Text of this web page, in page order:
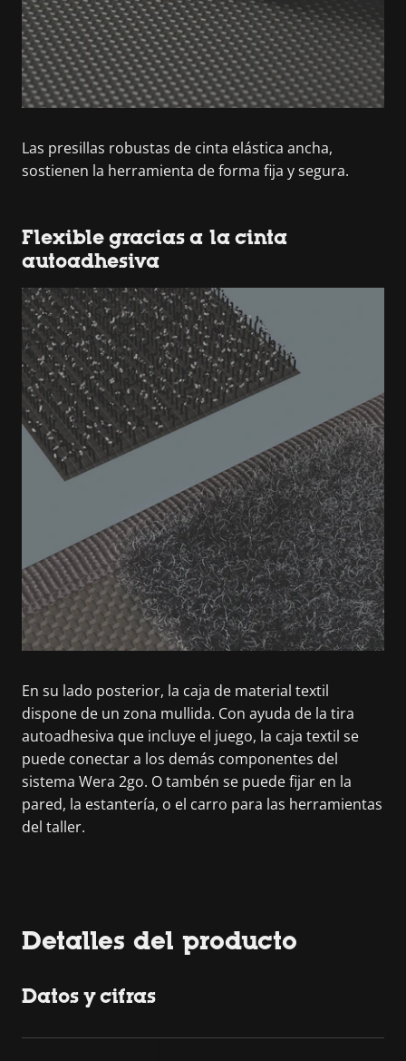
Las presillas robustas de cinta elástica ancha,
sostienen la herramienta de forma fija y segura.
Flexible gracias a la cinta
autoadhesiva
En su lado posterior, la caja de material textil
dispone de un zona mullida. Con ayuda de la tira
autoadhesiva que incluye el juego, la caja textil se
puede conectar a los demás componentes del
sistema Wera 2go. O tambén se puede fijar en la
pared, la estantería, o el carro para las herramientas
del taller.
Detalles del producto
Datos y cifras